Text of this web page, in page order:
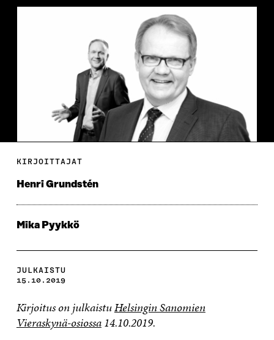
KIRJOITTAJAT
Henri Grundstén
Mika Pyykkö
JULKAISTU
15.10.2019
Kirjoitus on julkaistuHelsingin Sanomien
Vieraskynä-osiossa14.10.2019.